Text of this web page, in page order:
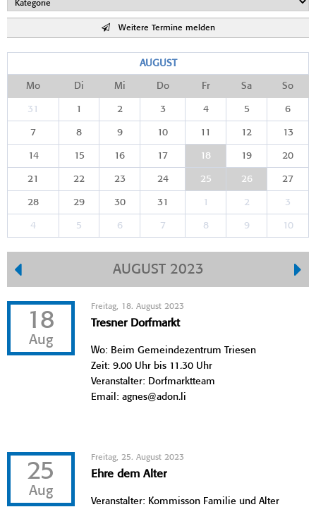
Weitere Termine melden
AUGUST
Mo Di Mi Do Fr Sa So
31 1 2 3 4 5 6
7 8 9 10 11 12 13
14 15 16 17 18 19 20
21 22 23 24 25 26 27
28 29 30 31 1 2 3
4 5 6 7 8 9 10
AUGUST 2023
18
Aug
Freitag, 18. August 2023
Tresner Dorfmarkt
Wo: Beim Gemeindezentrum Triesen
Zeit: 9.00 Uhr bis 11.30 Uhr
Veranstalter: Dorfmarktteam
Email: agnes@adon.li
25
Aug
Freitag, 25. August 2023
Ehre dem Alter
Veranstalter: Kommisson Familie und Alter